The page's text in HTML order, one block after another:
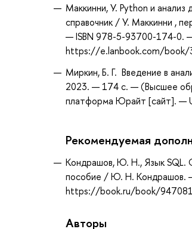
Маккинни, У. Python и
справочник / У. Маккинни ,
— ISBN 978-5-93700-174-0.
https://e.lanbook.com/book/
Миркин, Б. Г. Введение в
2023. — 174 с. — (Высшее
платформа Юрайт [сайт]. —
Рекомендуемая
Кондрашов, Ю. Н., Язык SQL.
пособие / Ю. Н. Кондрашов.
https://book.ru/book/947081
Авторы